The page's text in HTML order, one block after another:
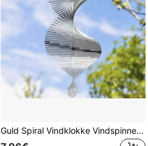
Guld Spiral Vindklokke Vindspinner 3D Tornado Husdekoration